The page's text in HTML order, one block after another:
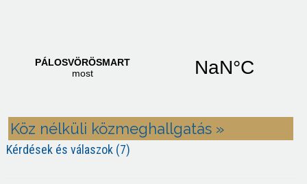
Köz nélküli közmeghallgatás »
Kérdések és válaszok (7)